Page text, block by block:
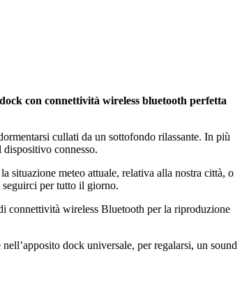
con connettività wireless bluetooth perfetta
cullati da un sottofondo rilassante. In più
connesso.
meteo attuale, relativa alla nostra città, o
seguirci per tutto il giorno.
connettività wireless Bluetooth per la riproduzione
dock universale, per regalarsi, un sound